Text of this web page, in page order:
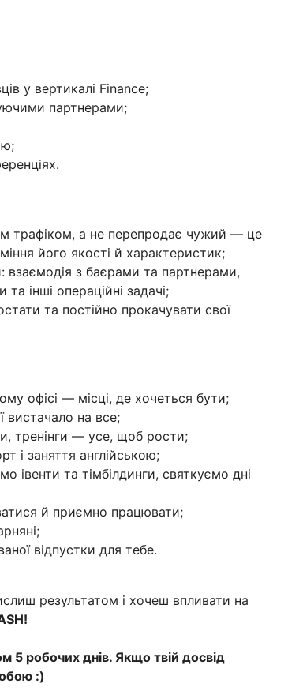
у вертикалі Finance;
партнерами;
трафіком, а не перепродає чужий — це
його якості й характеристик;
взаємодія з баєрами та партнерами,
інші операційні задачі;
та постійно прокачувати свої
офісі — місці, де хочеться бути;
вистачало на все;
тренінги — усе, щоб рости;
і заняття англійською;
івенти та тімбілдинги, святкуємо дні
й приємно працювати;
відпустки для тебе.
результатом і хочеш впливати на
робочих днів. Якщо твій досвід
:)